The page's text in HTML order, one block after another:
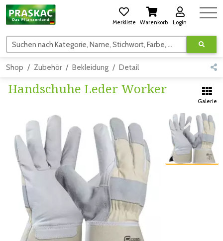
Merkliste Warenkorb Login
Suchen nach Kategorie, Name, Stichwort, Farbe, usw.
Shop Zubehör Bekleidung Detail
Handschuhe Leder Worker
Galerie
Zum vorigen Bild